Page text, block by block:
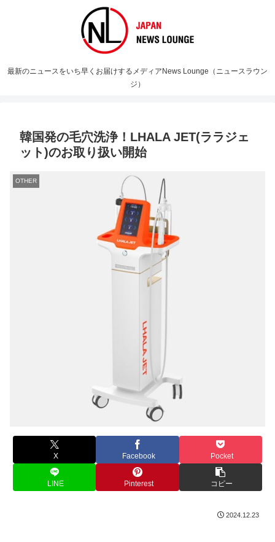
最新のニュースをいち早くお届けするメディアNews Lounge（ニュースラウン
ジ）
韓国発の毛穴洗浄！LHALA JET(ララジェ
ット)のお取り扱い開始
OTHER
X Facebook Pocket
LINE Pinterest コピー
2024.12.23